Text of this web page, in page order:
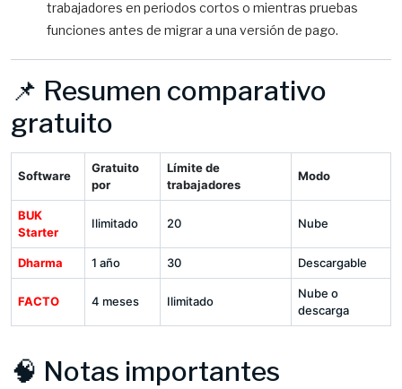
trabajadores en periodos cortos o mientras pruebas
funciones antes de migrar a una versión de pago.
📌 Resumen comparativo
gratuito
Software
Gratuito
por
Límite de
trabajadores
Modo
BUK
Starter
Ilimitado 20 Nube
Dharma 1 año 30 Descargable
FACTO 4 meses Ilimitado
Nube o
descarga
🧠 Notas importantes